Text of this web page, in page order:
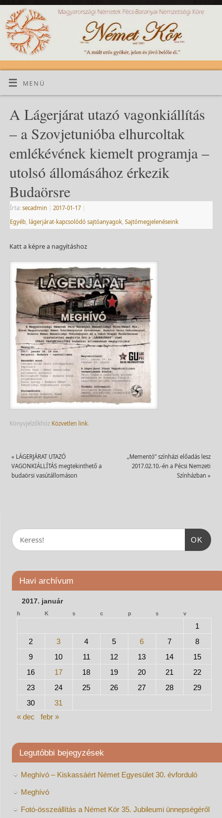
MENÜ
A Lágerjárat utazó vagonkiállítás
– a Szovjetunióba elhurcoltak
emlékévének kiemelt programja –
utolsó állomásához érkezik
Budaörsre
Írta: secadmin 2017-01-17
Egyéb, lágerjárat-kapcsolódó sajtóanyagok, Sajtómegjelenéseink
Katt a képre a nagyításhoz
Könyvjelzőkhöz Közvetlen link.
« LÁGERJÁRAT UTAZÓ
VAGONKIÁLLÍTÁS megtekinthető a
budaörsi vasútállomáson
„Mementó” színházi előadás lesz
2017.02.10.-én a Pécsi Nemzeti
Színházban»
OK
Havi archívum
2017. január
h K s c p s v
1
2
3 4 5 6 7
8
9
10 11 12 13 14
15
16
17 18 19 20 21
22
23
24 25 26 27 28
29
30
31
« dec
febr »
Legutóbbi bejegyzések
Meghívó – Kiskassáért Német Egyesület 30. évforduló
Meghívó
Fotó-összeállítás a Német Kör 35. Jubileumi ünnepségéről